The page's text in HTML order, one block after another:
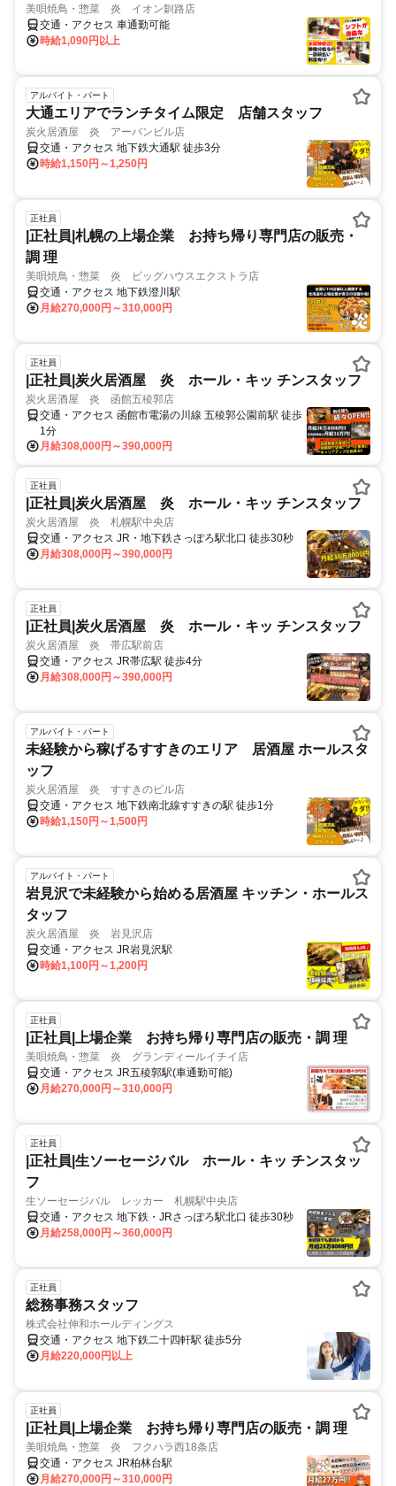
美唄焼鳥・惣菜 炎 イオン釧路店
時給1,090円以上
交通・アクセス 車通勤可能
アルバイト・パート
大通エリアでランチタイム限定 店舗スタッフ
炭火居酒屋 炎 アーバンビル店
時給1,150円～1,250円
交通・アクセス 地下鉄大通駅 徒歩3分
正社員
|正社員|札幌の上場企業 お持ち帰り専門店の販売・
調 理
美唄焼鳥・惣菜 炎 ビッグハウスエクストラ店
月給270,000円～310,000円
交通・アクセス 地下鉄澄川駅
正社員
|正社員|炭火居酒屋 炎 ホール・キッ チンスタッフ
炭火居酒屋 炎 函館五稜郭店
月給308,000円～390,000円
交通・アクセス 函館市電湯の川線 五稜郭公園前駅 徒歩
1分
正社員
|正社員|炭火居酒屋 炎 ホール・キッ チンスタッフ
炭火居酒屋 炎 札幌駅中央店
月給308,000円～390,000円
交通・アクセス JR・地下鉄さっぽろ駅北口 徒歩30秒
正社員
|正社員|炭火居酒屋 炎 ホール・キッ チンスタッフ
炭火居酒屋 炎 帯広駅前店
月給308,000円～390,000円
交通・アクセス JR帯広駅 徒歩4分
アルバイト・パート
未経験から稼げるすすきのエリア 居酒屋 ホールスタ
ッフ
炭火居酒屋 炎 すすきのビル店
時給1,150円～1,500円
交通・アクセス 地下鉄南北線すすきの駅 徒歩1分
アルバイト・パート
岩見沢で未経験から始める居酒屋 キッチン・ホールス
タッフ
炭火居酒屋 炎 岩見沢店
時給1,100円～1,200円
交通・アクセス JR岩見沢駅
正社員
|正社員|上場企業 お持ち帰り専門店の販売・調 理
美唄焼鳥・惣菜 炎 グランディールイチイ店
月給270,000円～310,000円
交通・アクセス JR五稜郭駅(車通勤可能)
正社員
|正社員|生ソーセージバル ホール・キッ チンスタッ
フ
生ソーセージバル レッカー 札幌駅中央店
月給258,000円～360,000円
交通・アクセス 地下鉄・JRさっぽろ駅北口 徒歩30秒
正社員
総務事務スタッフ
株式会社伸和ホールディングス
月給220,000円以上
交通・アクセス 地下鉄二十四軒駅 徒歩5分
正社員
|正社員|上場企業 お持ち帰り専門店の販売・調 理
美唄焼鳥・惣菜 炎 フクハラ西18条店
月給270,000円～310,000円
交通・アクセス JR柏林台駅